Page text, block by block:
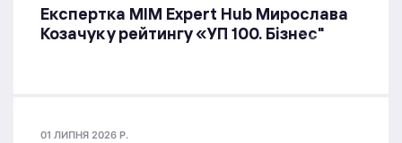
Експертка MIM Expert Hub Мирослава
Козачук у рейтингу «УП 100. Бізнес"
01 ЛИПНЯ 2026 Р.